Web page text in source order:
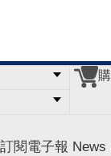
訂閱電子報 News